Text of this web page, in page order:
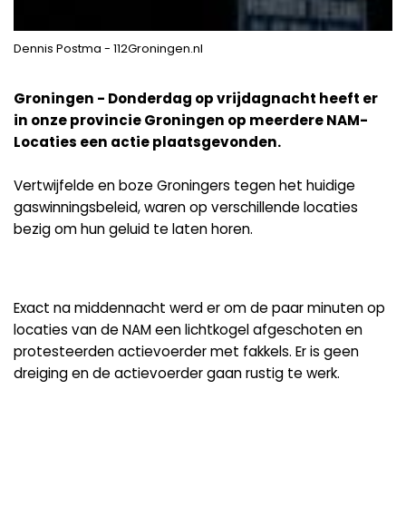
Dennis Postma - 112Groningen.nl
Groningen - Donderdag op vrijdagnacht heeft er
in onze provincie Groningen op meerdere NAM-
Locaties een actie plaatsgevonden.
Vertwijfelde en boze Groningers tegen het huidige
gaswinningsbeleid, waren op verschillende locaties
bezig om hun geluid te laten horen.
Exact na middennacht werd er om de paar minuten op
locaties van de NAM een lichtkogel afgeschoten en
protesteerden actievoerder met fakkels. Er is geen
dreiging en de actievoerder gaan rustig te werk.